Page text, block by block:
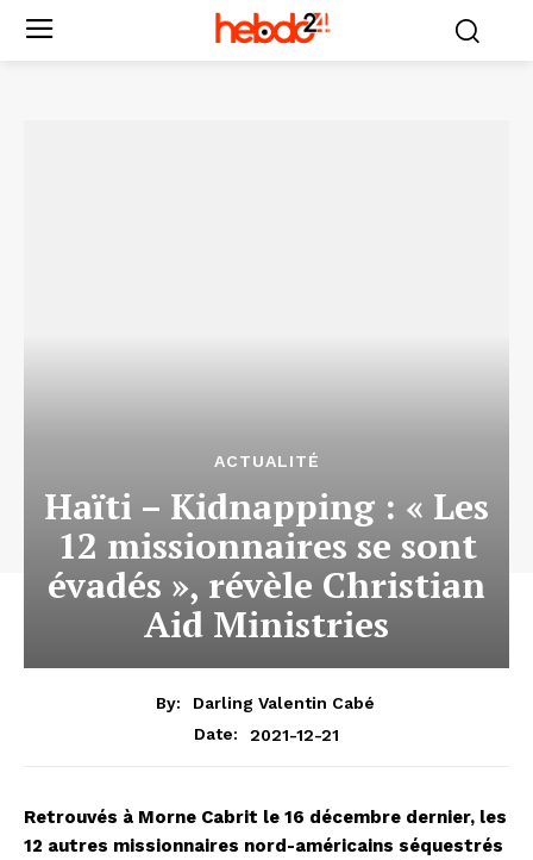
ACTUALITÉ
Haïti – Kidnapping : « Les
12 missionnaires se sont
évadés », révèle Christian
Aid Ministries
By:
Darling Valentin Cabé
Date:
2021-12-21
Retrouvés à Morne Cabrit le 16 décembre dernier, les
12 autres missionnaires nord-américains séquestrés